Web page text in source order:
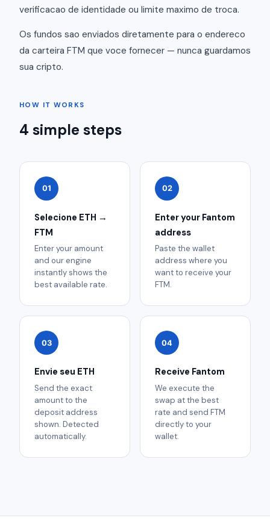
verificacao de identidade ou limite maximo de troca.
Os fundos sao enviados diretamente para o endereco
da carteira FTM que voce fornecer — nunca guardamos
sua cripto.
HOW IT WORKS
4 simple steps
01
Selecione ETH →
FTM
Enter your amount
and our engine
instantly shows the
best available rate.
02
Enter your Fantom
address
Paste the wallet
address where you
want to receive your
FTM.
03
Envie seu ETH
Send the exact
amount to the
deposit address
shown. Detected
automatically.
04
Receive Fantom
We execute the
swap at the best
rate and send FTM
directly to your
wallet.